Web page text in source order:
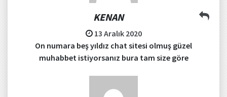
KENAN
13 Aralık 2020
On numara beş yıldız chat sitesi olmuş güzel
muhabbet istiyorsanız bura tam size göre